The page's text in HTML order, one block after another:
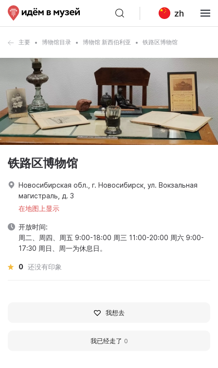
zh
主要 博物馆目录 博物馆 新西伯利亚 铁路区博物馆
铁路区博物馆
Новосибирская обл., г. Новосибирск, ул. Вокзальная
магистраль, д. 3
在地图上显示
开放时间:
周二、周四、周五 9:00-18:00 周三 11:00-20:00 周六 9:00-
17:30 周日、周一为休息日。
0 还没有印象
我想去
我已经走了 0